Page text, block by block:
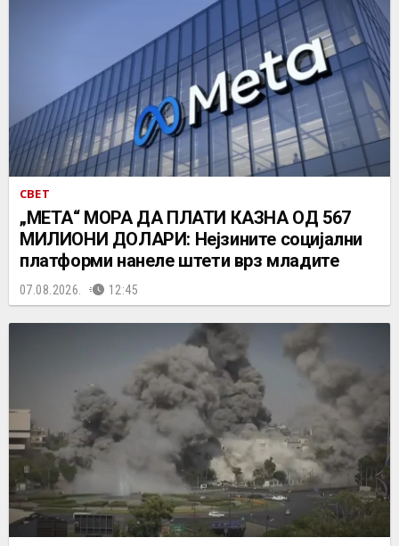
СВЕТ
„МЕТА“ МОРА ДА ПЛАТИ КАЗНА ОД 567
МИЛИОНИ ДОЛАРИ: Нејзините социјални
платформи нанеле штети врз младите
07.08.2026. 12:45